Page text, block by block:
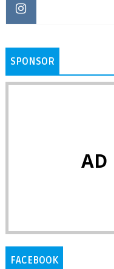
SPONSOR
AD
FACEBOOK